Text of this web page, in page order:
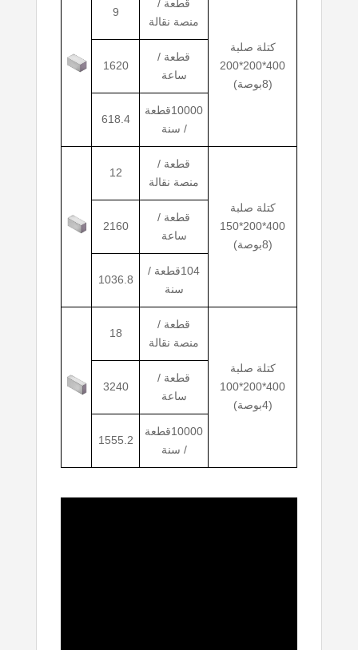
كتلة صلبة
400*200*200
(8بوصة)
قطعة /
منصة نقالة
9
قطعة /
ساعة
1620
10000قطعة
/ سنة
618.4
كتلة صلبة
400*200*150
(8بوصة)
قطعة /
منصة نقالة
12
قطعة /
ساعة
2160
104قطعة /
سنة
1036.8
كتلة صلبة
400*200*100
(4بوصة)
قطعة /
منصة نقالة
18
قطعة /
ساعة
3240
10000قطعة
/ سنة
1555.2